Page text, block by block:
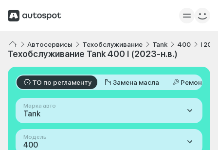
Автосервисы Техобслуживание Tank 400 I
Техобслуживание Tank 400 I (2023-н.в.)
ТО по регламенту Замена масла Ремонт
Марка авто
Tank
Модель
400